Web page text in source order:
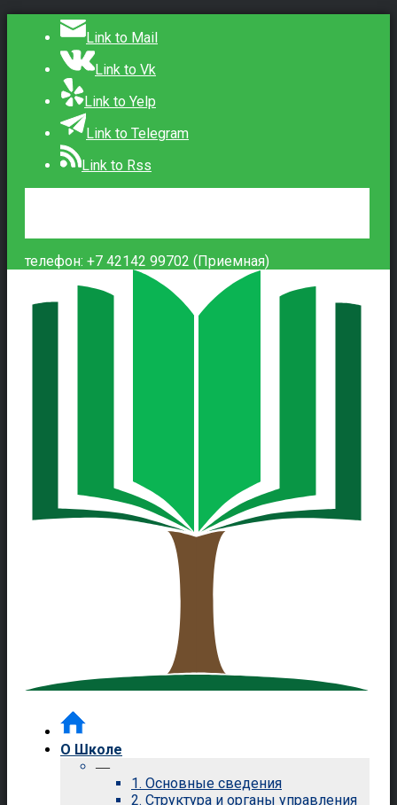
Link to Mail
Link to Vk
Link to Yelp
Link to Telegram
Link to Rss
телефон: +7 42142 99702 (Приемная)
О Школе
—
1. Основные сведения
2. Структура и органы управления